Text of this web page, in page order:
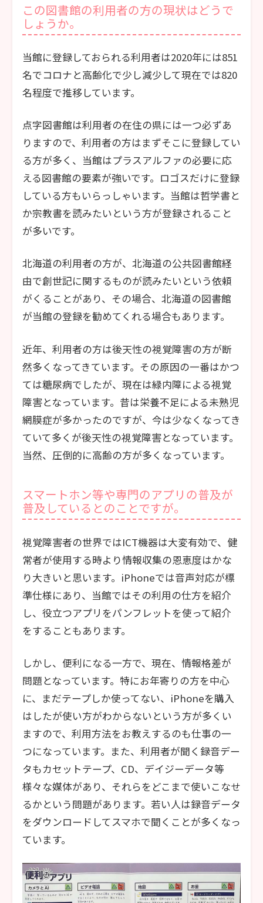
この図書館の利用者の方の現状はどうで
しょうか。
当館に登録しておられる利用者は2020年には851
名でコロナと高齢化で少し減少して現在では820
名程度で推移しています。
点字図書館は利用者の在住の県には一つ必ずあ
りますので、利用者の方はまずそこに登録してい
る方が多く、当館はプラスアルファの必要に応
える図書館の要素が強いです。ロゴスだけに登録
している方もいらっしゃいます。当館は哲学書と
か宗教書を読みたいという方が登録されること
が多いです。
北海道の利用者の方が、北海道の公共図書館経
由で創世記に関するものが読みたいという依頼
がくることがあり、その場合、北海道の図書館
が当館の登録を勧めてくれる場合もあります。
近年、利用者の方は後天性の視覚障害の方が断
然多くなってきています。その原因の一番はかつ
ては糖尿病でしたが、現在は緑内障による視覚
障害となっています。昔は栄養不足による未熟児
網膜症が多かったのですが、今は少なくなってき
ていて多くが後天性の視覚障害となっています。
当然、圧倒的に高齢の方が多くなっています。
スマートホン等や専門のアプリの普及が
普及しているとのことですが。
視覚障害者の世界ではICT機器は大変有効で、健
常者が使用する時より情報収集の恩恵度はかな
り大きいと思います。iPhoneでは音声対応が標
準仕様にあり、当館ではその利用の仕方を紹介
し、役立つアプリをパンフレットを使って紹介
をすることもあります。
しかし、便利になる一方で、現在、情報格差が
問題となっています。特にお年寄りの方を中心
に、まだテープしか使ってない、iPhoneを購入
はしたが使い方がわからないという方が多くい
ますので、利用方法をお教えするのも仕事の一
つになっています。また、利用者が聞く録音デー
タもカセットテープ、CD、デイジーデータ等
様々な媒体があり、それらをどこまで使いこなせ
るかという問題があります。若い人は録音データ
をダウンロードしてスマホで聞くことが多くなっ
ています。